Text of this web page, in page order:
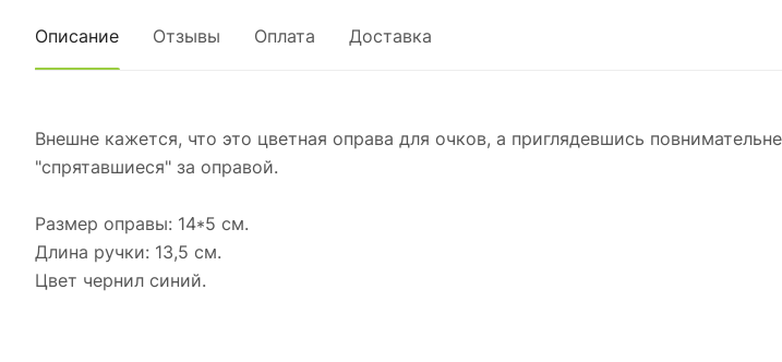
Описание Отзывы Оплата Доставка
Внешне кажется, что это цветная оправа для очков, а приглядевшись
"спрятавшиеся" за оправой.
Размер оправы: 14*5 см.
Длина ручки: 13,5 см.
Цвет чернил синий.